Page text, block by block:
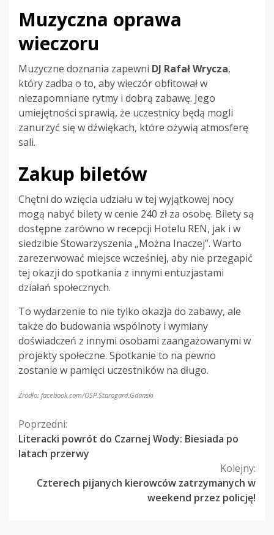
Muzyczna oprawa
wieczoru
Muzyczne doznania zapewni DJ Rafał Wrycza,
który zadba o to, aby wieczór obfitował w
niezapomniane rytmy i dobrą zabawę. Jego
umiejętności sprawią, że uczestnicy będą mogli
zanurzyć się w dźwiękach, które ożywią atmosferę
sali.
Zakup biletów
Chętni do wzięcia udziału w tej wyjątkowej nocy
mogą nabyć bilety w cenie 240 zł za osobę. Bilety są
dostępne zarówno w recepcji Hotelu REN, jak i w
siedzibie Stowarzyszenia „Można Inaczej”. Warto
zarezerwować miejsce wcześniej, aby nie przegapić
tej okazji do spotkania z innymi entuzjastami
działań społecznych.
To wydarzenie to nie tylko okazja do zabawy, ale
także do budowania wspólnoty i wymiany
doświadczeń z innymi osobami zaangażowanymi w
projekty społeczne. Spotkanie to na pewno
zostanie w pamięci uczestników na długo.
Źródło: facebook.com/OSP.Starogard.Gdanski
Kontynuuj
czytanie
Poprzedni:
Literacki powrót do Czarnej Wody: Biesiada po
latach przerwy
Kolejny:
Czterech pijanych kierowców zatrzymanych w
weekend przez policję!